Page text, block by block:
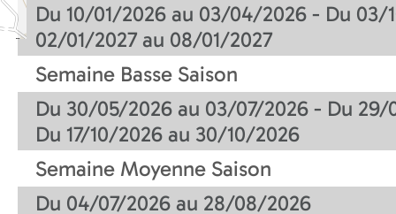
Du 10/01/2026 au 03/04/2026 - Du 03/
02/01/2027 au 08/01/2027
Semaine Basse Saison
Du 30/05/2026 au 03/07/2026 - Du
Du 17/10/2026 au 30/10/2026
Semaine Moyenne Saison
Du 04/07/2026 au 28/08/2026